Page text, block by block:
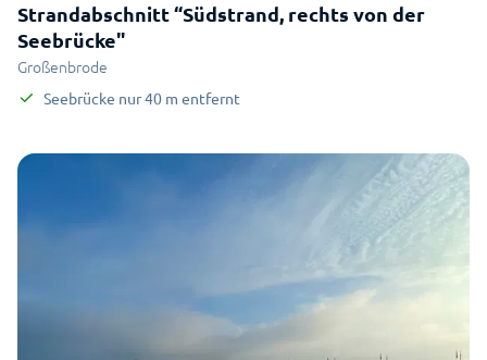
Strandabschnitt “Südstrand, rechts von der
Seebrücke"
Großenbrode
Seebrücke nur40 m entfernt